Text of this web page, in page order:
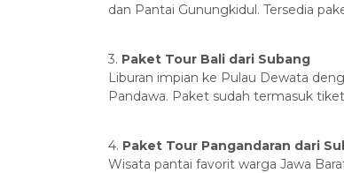
dan Pantai Gunungkidul. Tersedia
‎3. Paket Tour Bali dari Subang
‎Liburan impian ke Pulau Dewata
Pandawa. Paket sudah termasuk
‎4. Paket Tour Pangandaran dari
‎Wisata pantai favorit warga Jawa